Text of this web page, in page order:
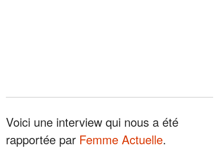
Voici une interview qui nous a été
rapportée par Femme Actuelle.